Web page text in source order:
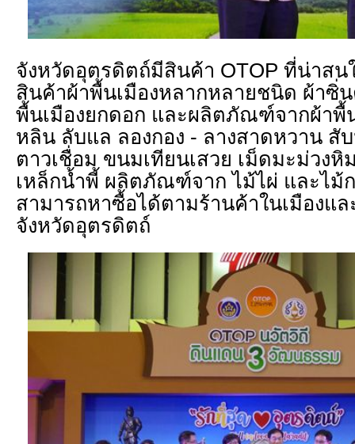
จังหวัดอุตรดิตถ์มีสินค้า OTOP ที่น่าสน
สินค้าผ้าพื้นเมืองหลากหลายชนิด ผ้าซิ่
พื้นเมืองยกดอก และผลิตภัณฑ์จากผ้าพื้
หลิน ลับแล ลองกอง - ลางสาดหวาน สั
ตาวเชื่อม ขนมเทียนเสวย เม็ดมะม่ว
เหล็กน้ำพี้ ผลิตภัณฑ์จาก ไม้ไผ่ และไม้
สามารถหาซื้อได้ตามร้านค้าในเมืองแล
จังหวัดอุตรดิตถ์